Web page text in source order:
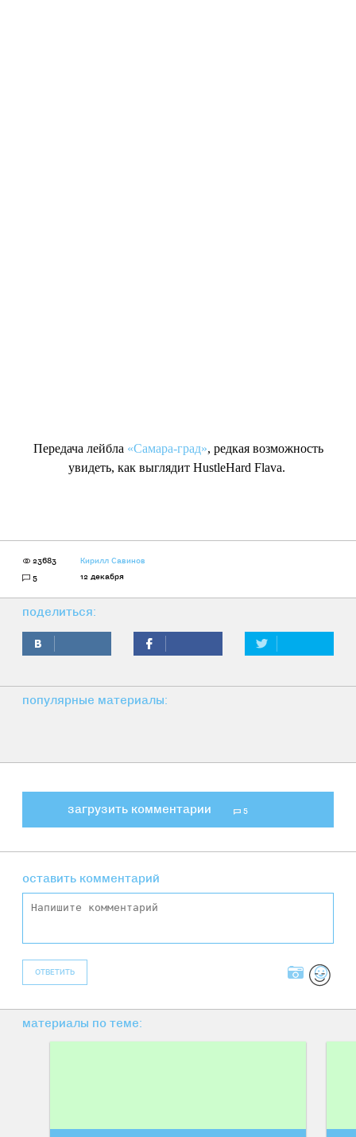
Передача лейбла «Самара-град», редкая возможность
увидеть, как выглядит HustleHard Flava.
23683
5
Кирилл Савинов
12 декабря
поделиться:
популярные материалы:
загрузить комментарии 5
оставить комментарий
ОТВЕТИТЬ
материалы по теме: